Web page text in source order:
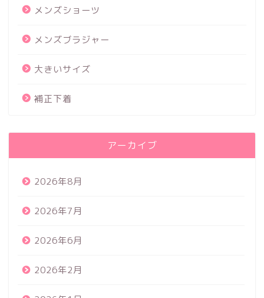
メンズショーツ
メンズブラジャー
大きいサイズ
補正下着
アーカイブ
2026年8月
2026年7月
2026年6月
2026年2月